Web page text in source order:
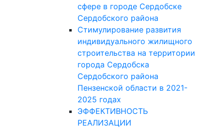
сфере в городе Сердобске
Сердобского района
Стимулирование развития
индивидуального жилищного
строительства на территории
города Сердобска
Сердобского района
Пензенской области в 2021-
2025 годах
ЭФФЕКТИВНОСТЬ
РЕАЛИЗАЦИИ